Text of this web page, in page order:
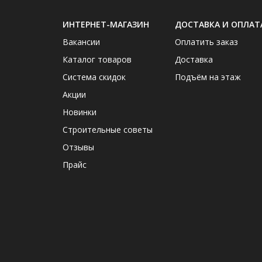
ИНТЕРНЕТ-МАГАЗИН
Вакансии
Каталог товаров
Система скидок
Акции
Новинки
Строительные советы
Отзывы
Прайс
ДОСТАВКА И
Оплатить заказ
Доставка
Подъём на этаж